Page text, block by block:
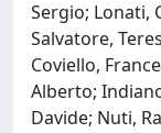
Sergio; Lonati,
Salvatore,
Coviello,
Alberto;
Davide; Nuti,